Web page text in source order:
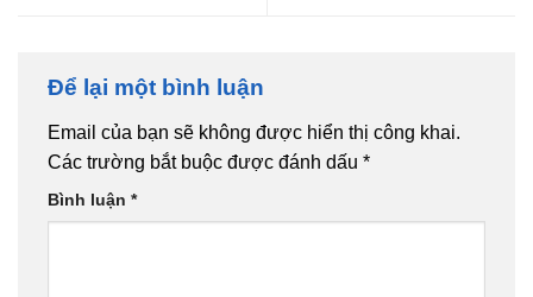
Để lại một bình luận
Email của bạn sẽ không được hiển thị công khai.
Các trường bắt buộc được đánh dấu *
Bình luận *